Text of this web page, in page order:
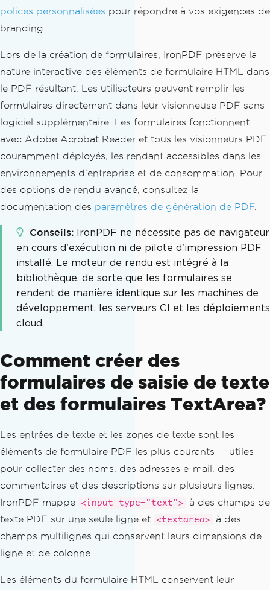
polices personnalisées pour répondre à vos exigences de
branding.
Lors de la création de formulaires, IronPDF préserve la
nature interactive des éléments de formulaire HTML dans
le PDF résultant. Les utilisateurs peuvent remplir les
formulaires directement dans leur visionneuse PDF sans
logiciel supplémentaire. Les formulaires fonctionnent
avec Adobe Acrobat Reader et tous les visionneurs PDF
couramment déployés, les rendant accessibles dans les
environnements d'entreprise et de consommation. Pour
des options de rendu avancé, consultez la
documentation des paramètres de génération de PDF.
Conseils IronPDF ne nécessite pas de navigateur
en cours d'exécution ni de pilote d'impression PDF
installé. Le moteur de rendu est intégré à la
bibliothèque, de sorte que les formulaires se
rendent de manière identique sur les machines de
développement, les serveurs CI et les déploiements
cloud.
Comment créer des
formulaires de saisie de texte
et des formulaires TextArea?
Les entrées de texte et les zones de texte sont les
éléments de formulaire PDF les plus courants — utiles
pour collecter des noms, des adresses e-mail, des
commentaires et des descriptions sur plusieurs lignes.
IronPDF mappe <input type="text">
à des champs de
texte PDF sur une seule ligne et <textarea>
à des
champs multilignes qui conservent leurs dimensions de
ligne et de colonne.
Les éléments du formulaire HTML conservent leur